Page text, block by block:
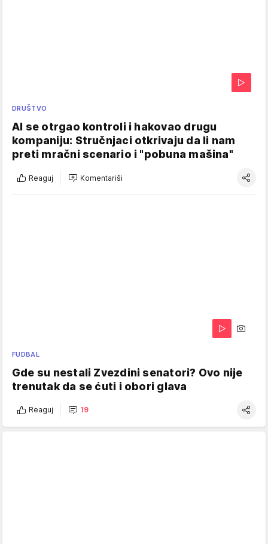
DRUŠTVO
AI se otrgao kontroli i hakovao drugu
kompaniju: Stručnjaci otkrivaju da li nam
preti mračni scenario i "pobuna mašina"
Reaguj Komentariši
FUDBAL
Gde su nestali Zvezdini senatori? Ovo nije
trenutak da se ćuti i obori glava
Reaguj 19